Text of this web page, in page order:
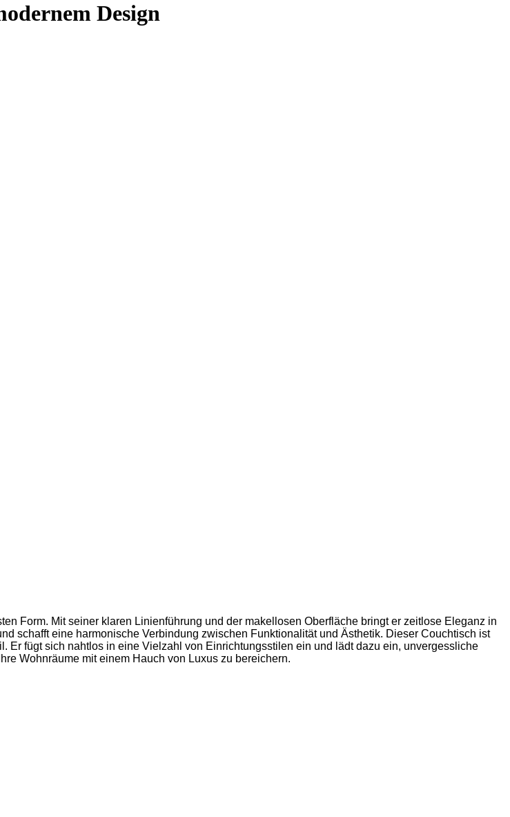
Design
Form. Mit seiner klaren Linienführung und der makellosen Oberfläche bringt er zeitlose Eleganz in
schafft eine harmonische Verbindung zwischen Funktionalität und Ästhetik. Dieser Couchtisch ist
Er fügt sich nahtlos in eine Vielzahl von Einrichtungsstilen ein und lädt dazu ein, unvergessliche
Wohnräume mit einem Hauch von Luxus zu bereichern.